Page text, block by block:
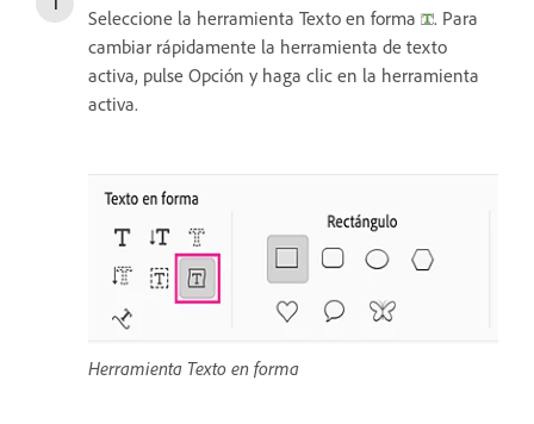
Seleccione la herramienta Texto en forma
. Para
cambiar rápidamente la herramienta de texto
activa, pulse Opción y haga clic en la herramienta
activa.
Herramienta Texto en forma